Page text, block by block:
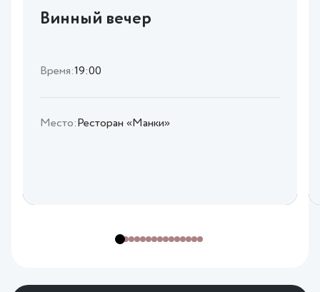
Винный вечер
Время:19:00
Место:Ресторан «Манки»